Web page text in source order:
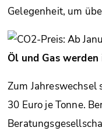
Gelegenheit, um
Öl und Gas
Zum Jahreswechsel
30 Euro je Tonne.